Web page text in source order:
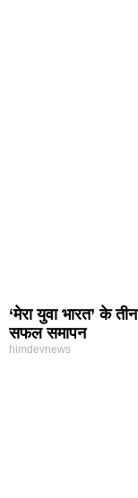
‘मेरा युवा भारत’ के
सफल समापन
himdevnews